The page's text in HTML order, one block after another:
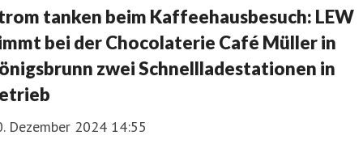
tanken beim Kaffeehausbesuch: LEW
bei der Chocolaterie Café Müller in
zwei Schnellladestationen in
Dezember 2024 14:55